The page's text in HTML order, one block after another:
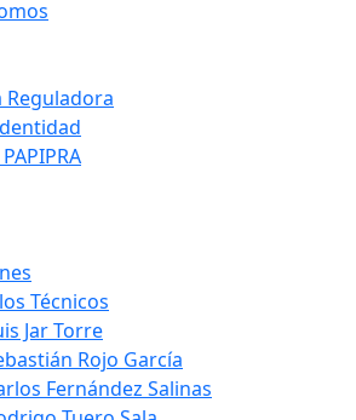
Técnicos
Jar Torre
Rojo García
Fernández Salinas